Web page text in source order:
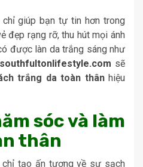
giúp bạn tự tin hơn trong
đẹp rạng rỡ, thu hút mọi ánh
được làn da trắng sáng như
southfultonlifestyle.com sẽ
trắng da toàn thânhiệu
sóc và làm
thân
chỉ tạo ấn tượng về sự sạch